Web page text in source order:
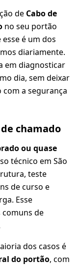
de Cabo de
no seu portão
é um dos
diariamente.
em diagnosticar
dia, sem deixar
a segurança
chamado
ou quase
técnico em São
teste
de curso e
Esse
de
dos casos é
do portão, com